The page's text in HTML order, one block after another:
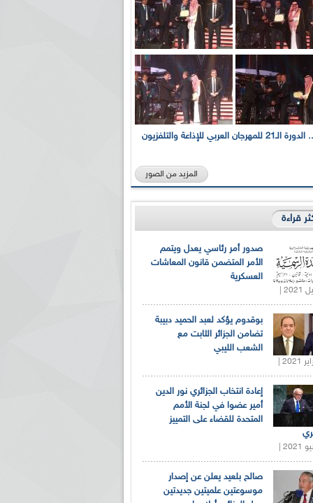
بالصور... الدورة الـ21 للمهرجان العربي للإذاعة والتلفزيون
المزيد من الصور
قراءة
صدور أمر رئاسي يعدل ويتمم
الأمر المتضمن قانون المعاشات
العسكرية
بوقدوم يؤكد لعبد الحميد دبيبة
تضامن الجزائر الثابت مع
الشعب الليبي
إعادة انتخاب الجزائري نور الدين
أمير عضوا في لجنة الأمم
المتحدة للقضاء على التمييز
صالح بلعيد يعلن عن إصدار
موسوعتين علميتين جديدتين